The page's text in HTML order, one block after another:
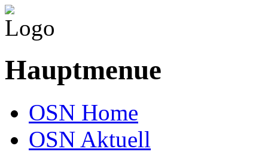
Hauptmenue
OSN Home
OSN Aktuell